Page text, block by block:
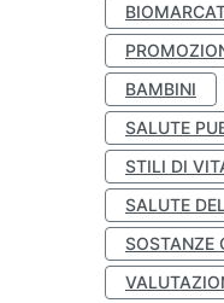
BAMBINI
SALUTE
STILI DI
SALUTE
SOSTANZE